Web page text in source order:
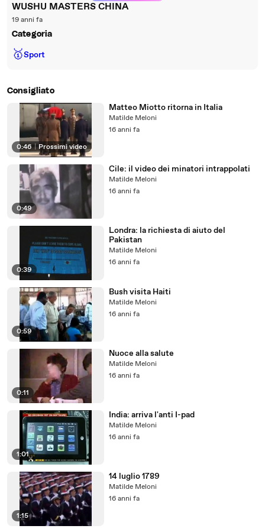
WUSHU MASTERS CHINA
19 anni fa
Categoria
🥇Sport
Consigliato
0:46 | Prossimi video
Matteo Miotto ritorna in Italia
Matilde Meloni
16 anni fa
0:49
Cile: il video dei minatori intrappolati
Matilde Meloni
16 anni fa
0:39
Londra: la richiesta di aiuto del
Pakistan
Matilde Meloni
16 anni fa
0:59
Bush visita Haiti
Matilde Meloni
16 anni fa
0:11
Nuoce alla salute
Matilde Meloni
16 anni fa
1:01
India: arriva l'anti I-pad
Matilde Meloni
16 anni fa
1:15
14 luglio 1789
Matilde Meloni
16 anni fa